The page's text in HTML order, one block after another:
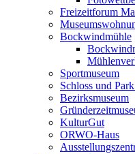
Freizeitforum
Bockwindmühle
Sportmuseum
Schloss und
Bezirksmuseum
KulturGut
ORWO-Haus